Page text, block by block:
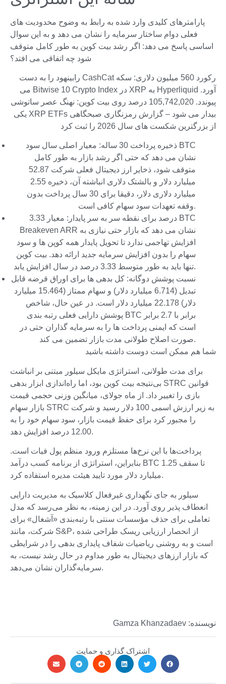
پارامترهای کلیدی وارد شده به رابط به وضوح محدودیت های
فعلی دوام ساختار سرمایه را نشان می دهد و به این سوال
اساسی پاسخ می دهد: اگر رشد بیت کوین به طور کامل متوقف
شود چه اتفاقی می افتد؟
رکورد 560 میلیون دلاری: سکه CashCat رابینهود را به دست
آورد. Hyperliquid به XRP در Bitwise 10 Crypto Index می
پیوندد. 105,742,020 درصد روی بیت کوین: نهنگ عصر ساتوشی
بیدار می شود – گزارش رمزنگاری صبحگاهی XRP ETFs یکی
از بزرگترین شکست های سال 2026 را ثبت کرد
ذخیره پرداخت 30 ساله: معیار اصلی سال سود BTC
نشان می دهد که حتی اگر رشد بازار به طور کامل
متوقف شود، ذخایر ارز دیجیتال فعلی شرکت 52.87
میلیارد دلار و بالشتک دلاری انباشته آن، ذخیره 2.55
میلیارد دلاری دلار، دقیقا برای 30 سال پرداخت بدون
وقفه تعهدات سود سهام کافی است.
3.33 درصد برای نقطه سر به سر پایدار: معیار BTC
Breakeven ARR نشان می دهد که بازار حتی نیازی به
افزایش تهاجمی ندارد تا تحویل پایدار همه کوپن ها و سود
سهام را بدون افزایش سرمایه جدید ارائه دهد. بیت کوین
تنها باید به طور متوسط ​​3.33 درصد در سال افزایش یابد.
نسبت پوشش دوگانه: کل بدهی ها برای اوراق قرضه قابل
تبدیل (6.714 میلیارد دلار) و سهام ممتاز (15.464 میلیارد
دلار) 22.178 میلیارد دلار است. در عین حال، شاخص
پوشش دارایی فعلی رتبه بندی BTC برابر با 2.7 برابر
است که ایمنی پرداخت ها را به سرمایه گذاران حتی در
صورت اصلاح طولانی مدت بازار تضمین می کند.
شما هم ممکن است دوست داشته باشید
برای مدت طولانی، استراتژی مایکل سیلور مبتنی بر انباشت
بی‌نتیجه بیت کوین بود، اما راه‌اندازی ابزار بدهی STRC قوانین
بازی را تغییر داد. از ماه جولای، میانگین وزنی حجمی قیمت
بازار سهام STRC به زیر ارزش اسمی 100 دلار رسید و شرکت
را مجبور کرد برای حفظ قیمت بازار، سود سهام خود را به
12.00 درصد افزایش دهد.
پرداخت‌ها با این نرخ‌ها مستلزم ورود منظم پول فیات است.
بنابراین، استراتژی از برنامه کسب درآمد BTC تا سقف 1.25
میلیارد دلار مورد تایید هیئت مدیره استفاده کرد.
سیلور به جای نگهداری غیرفعال کلاسیک به مدیریت دارایی
انعطاف پذیر روی آورد. در این زمینه، به نظر می‌رسد که مدل
تعاملی برای حذف مؤسسات سنتی با رتبه‌بندی «آشغال» برای
شرکت، مانند S&P، از انحصار ارزیابی ریسک طراحی شده
است و به روشنی ریاضیات شفاف پایداری بدهی را در شرایطی
که بازار ارزهای دیجیتال به طور مداوم در حال رشد نیست، به
سرمایه‌گذاران نشان می‌دهد.
نویسنده: Gamza Khanzadaev
اشتراک گذاری و حمایت